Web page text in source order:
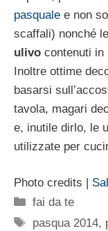
pasquale e non
scaffali) nonché
ulivo contenuti in
Inoltre ottime
basarsi
tavola, magari
e, inutile dirlo, le
utilizzate per
Photo credits |
Categorie
fai da te
Tag
pasqua 2014,